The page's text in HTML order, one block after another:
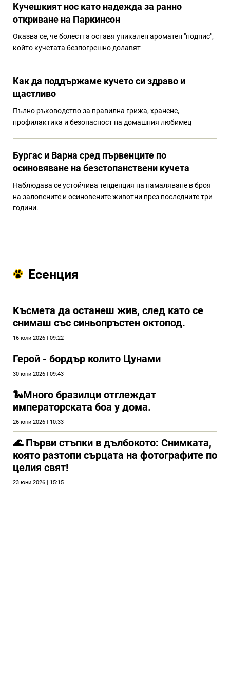
Кучешкият нос като надежда за ранно
откриване на Паркинсон
Оказва се, че болестта оставя уникален ароматен "подпис",
който кучетата безпогрешно долавят
Как да поддържаме кучето си здраво и
щастливо
Пълно ръководство за правилна грижа, хранене,
профилактика и безопасност на домашния любимец
Бургас и Варна сред първенците по
осиновяване на безстопанствени кучета
Наблюдава се устойчива тенденция на намаляване в броя
на заловените и осиновените животни през последните три
години.
Есенция
Kъсмета да останеш жив, след като се
снимаш със синьопръстен октопод.
16 юли 2026 | 09:22
Герой - бордър колито Цунами
30 юни 2026 | 09:43
🐍Много бразилци отглеждат
императорската боа у дома.
26 юни 2026 | 10:33
🌊 Първи стъпки в дълбокото: Снимката,
която разтопи сърцата на фотографите по
целия свят!
23 юни 2026 | 15:15